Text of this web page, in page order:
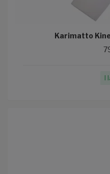
Karimatto
I